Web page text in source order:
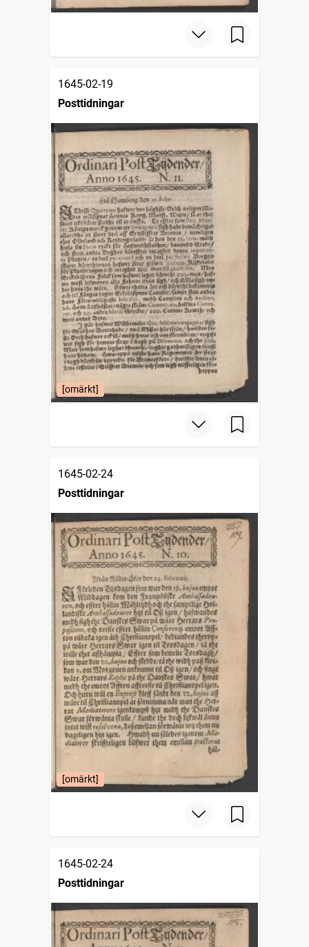
1645-02-19
Posttidningar
[omärkt]
1645-02-24
Posttidningar
[omärkt]
1645-02-24
Posttidningar